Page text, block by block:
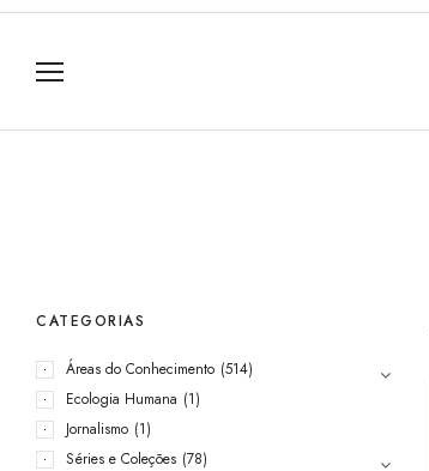
CATEGORIAS
Áreas do Conhecimento (514)
Ecologia Humana (1)
Jornalismo (1)
Séries e Coleções (78)